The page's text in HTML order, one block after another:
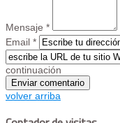
Mensaje *
Email *
continuación
volver arriba